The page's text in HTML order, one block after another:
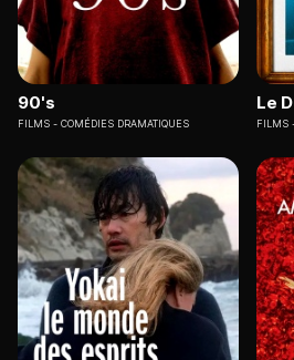
90's
FILMS COMÉDIES DRAMATIQUES
Le
FILMS